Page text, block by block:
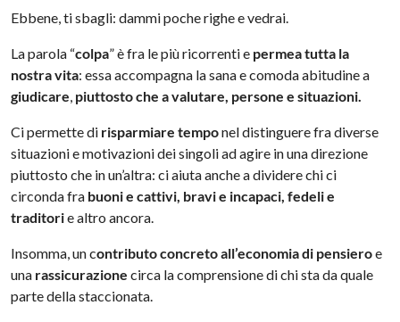
Ebbene, ti sbagli: dammi poche righe e vedrai.
La parola “colpa” è fra le più ricorrenti e permea tutta la
nostra vita: essa accompagna la sana e comoda abitudine a
giudicare, piuttosto che a valutare, persone e situazioni.
Ci permette di risparmiare temponel distinguere fra diverse
situazioni e motivazioni dei singoli ad agire in una direzione
piuttosto che in un’altra: ci aiuta anche a dividere chi ci
circonda fra buoni e cattivi, bravi e incapaci, fedeli e
traditorie altro ancora.
Insomma, un contributo concreto all’economia di pensieroe
una rassicurazione circa la comprensione di chi sta da quale
parte della staccionata.